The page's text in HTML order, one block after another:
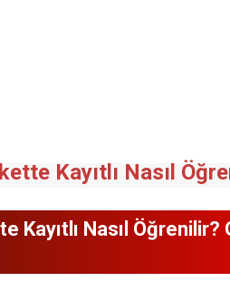
Kayıtlı Nasıl
Nasıl Öğrenilir?